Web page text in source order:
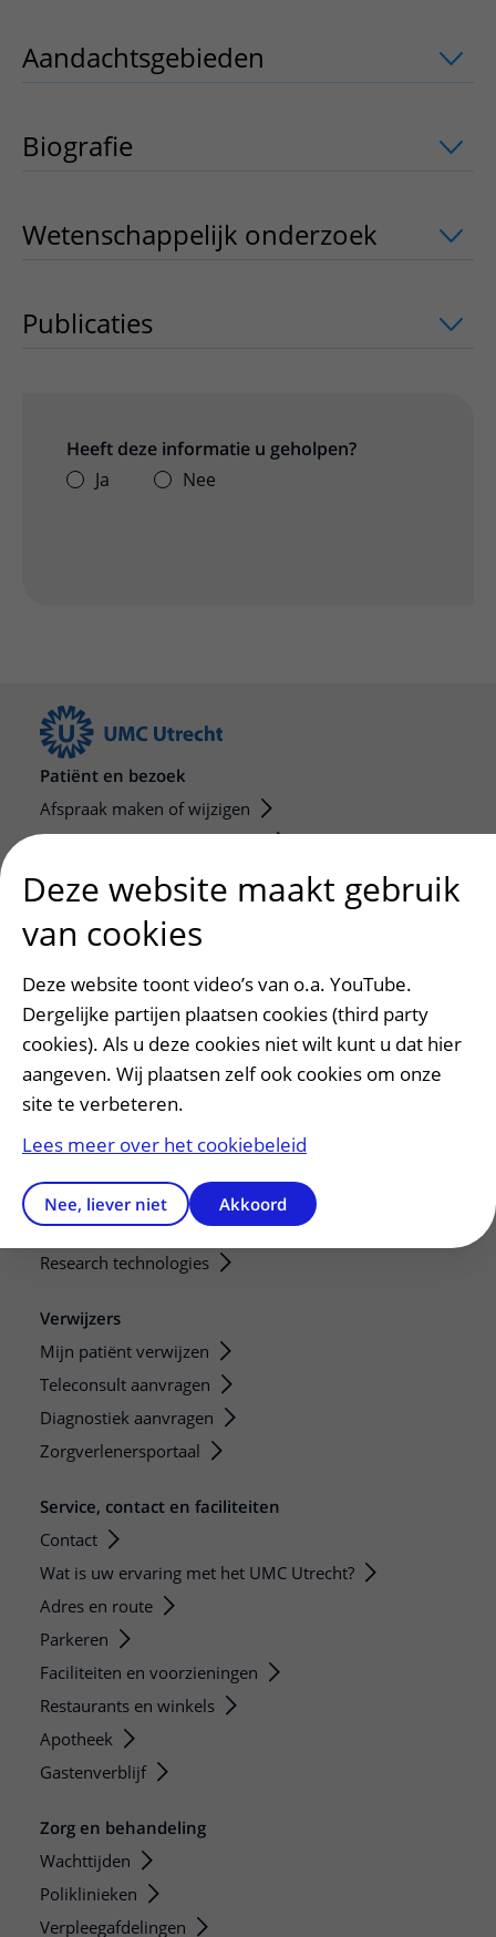
Aandachtsgebieden uitklapper, klik
Biografie
Wetenschappelijk onderzoek
Publicaties uitklapper, klik om te
Heeft deze informatie u geholpen?
Ja
Nee
Patiënt en bezoek
Afspraak maken of wijzigen
Voorbereiden op uw afspraak
Wijzigen patiëntgegevens
Opvragen kopie dossier
Bezoektijden
Onderwijs en onderzoek
Onze opleidingen
De Nieuwe Utrechtse School
Stage en opleidingsplaatsen
Research groups
Researchers
Research technologies
Verwijzers
Mijn patiënt verwijzen
Teleconsult aanvragen
Diagnostiek aanvragen
Zorgverlenersportaal
Service, contact en faciliteiten
Contact
Wat is uw ervaring met het UMC Utrecht?
Adres en route
Parkeren
Faciliteiten en voorzieningen
Restaurants en winkels
Apotheek
Gastenverblijf
Zorg en behandeling
Wachttijden
Poliklinieken
Verpleegafdelingen
Deze website maakt gebruik
van cookies
Deze website toont video’s van o.a. YouTube.
Dergelijke partijen plaatsen cookies (third party
cookies). Als u deze cookies niet wilt kunt u dat hier
aangeven. Wij plaatsen zelf ook cookies om onze
site te verbeteren.
Lees meer over het cookiebeleid
Nee, liever niet Akkoord